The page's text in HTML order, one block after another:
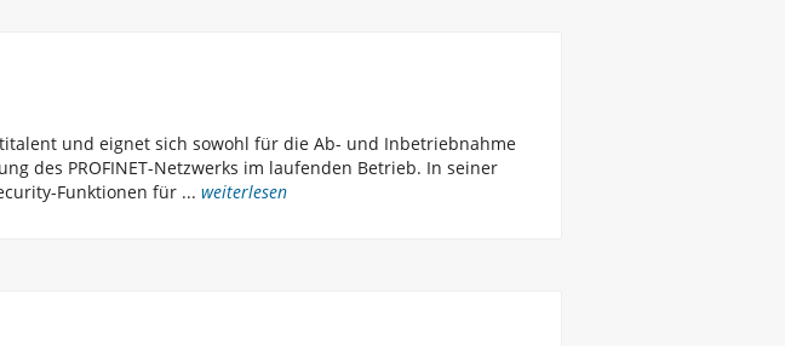
und eignet sich sowohl für die Ab- und Inbetriebnahme
des PROFINET-Netzwerks im laufenden Betrieb. In seiner
Funktionen für ... weiterlesen